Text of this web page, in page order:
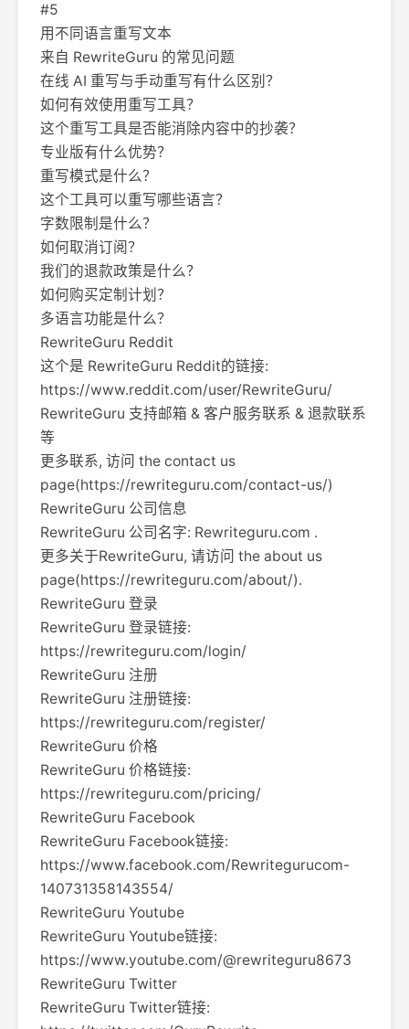
#5
用不同语言重写文本
来自 RewriteGuru 的常见问题
在线 AI 重写与手动重写有什么区别？
如何有效使用重写工具？
这个重写工具是否能消除内容中的抄袭？
专业版有什么优势？
重写模式是什么？
这个工具可以重写哪些语言？
字数限制是什么？
如何取消订阅？
我们的退款政策是什么？
如何购买定制计划？
多语言功能是什么？
RewriteGuru Reddit
这个是 RewriteGuru Reddit的链接:
https://www.reddit.com/user/RewriteGuru/
RewriteGuru 支持邮箱 & 客户服务联系 & 退款联系
等
更多联系, 访问 the contact us
page(https://rewriteguru.com/contact-us/)
RewriteGuru 公司信息
RewriteGuru 公司名字: Rewriteguru.com .
更多关于RewriteGuru, 请访问 the about us
page(https://rewriteguru.com/about/).
RewriteGuru 登录
RewriteGuru 登录链接:
https://rewriteguru.com/login/
RewriteGuru 注册
RewriteGuru 注册链接:
https://rewriteguru.com/register/
RewriteGuru 价格
RewriteGuru 价格链接:
https://rewriteguru.com/pricing/
RewriteGuru Facebook
RewriteGuru Facebook链接:
https://www.facebook.com/Rewritegurucom-
140731358143554/
RewriteGuru Youtube
RewriteGuru Youtube链接:
https://www.youtube.com/@rewriteguru8673
RewriteGuru Twitter
RewriteGuru Twitter链接: